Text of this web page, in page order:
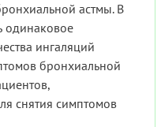
астмы. В
одинаковое
ингаляций
бронхиальной
снятия симптомов